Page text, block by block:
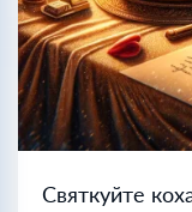
Святкуйте